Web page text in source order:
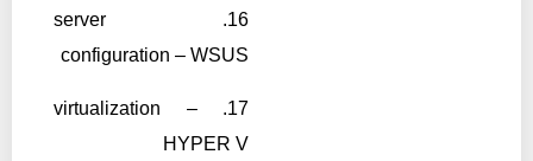
16. server
configuration – WSUS
17. virtualization –
HYPER V